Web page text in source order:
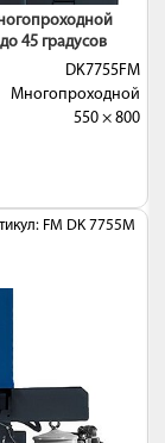
45 градусов
DK7755FМ
Многопроходной
550 × 800
FM DK 7755M